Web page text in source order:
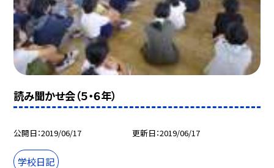
読み聞かせ会（５・６年）
公開日 2019/06/17 更新日 2019/06/17
学校日記